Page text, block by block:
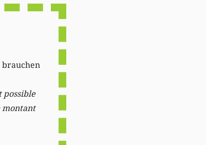
brauchen
possible
montant